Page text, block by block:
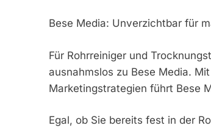
Bese Media: Unverzichtbar für
Für Rohrreiniger und
ausnahmslos zu Bese Media.
Marketingstrategien führt Bese
Egal, ob Sie bereits fest in der